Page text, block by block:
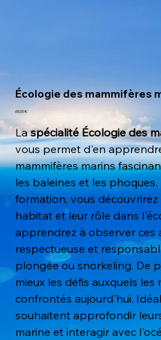
Écologie des mammifères
Prix
65,00 €
Laspécialité Écologie des
vous permet d'en
mammifères marins
les baleines et les
formation, vous
habitat et leur rôle dans
apprendrez à observer ces
respectueuse et
plongée ou snorkeling. De
mieux les défis auxquels
confrontés aujourd'hui.
souhaitent approfondir
marine et interagir avec